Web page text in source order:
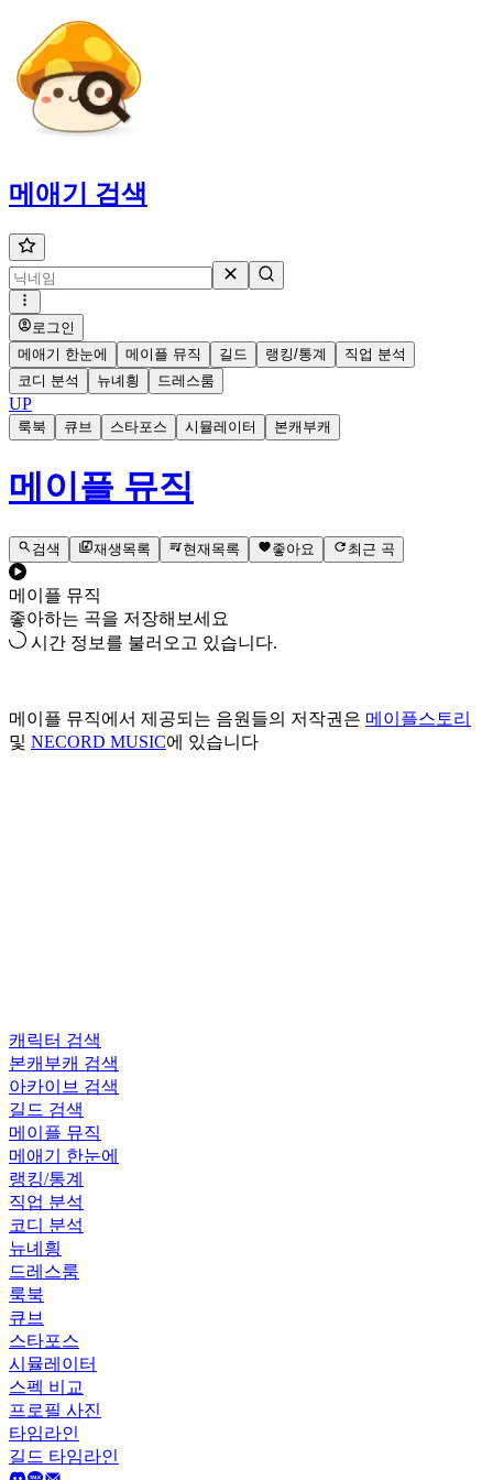
메애기 검색
로그인
메애기 한눈에
메이플 뮤직 길드 랭킹/통계
직업 분석
코디 분석
뉴녜힁 드레스룸
UP
룩북 큐브 스타포스 시뮬레이터 본캐부캐
메이플 뮤직
검색 재생목록 현재목록 좋아요 최근 곡
메이플 뮤직
좋아하는 곡을 저장해보세요
시간 정보를 불러오고 있습니다.
메이플 뮤직에서 제공되는 음원들의 저작권은 메이플스토리
및 NECORD MUSIC에 있습니다
캐릭터 검색
본캐부캐 검색
아카이브 검색
길드 검색
메이플 뮤직
메애기 한눈에
랭킹/통계
직업 분석
코디 분석
뉴녜힁
드레스룸
룩북
큐브
스타포스
시뮬레이터
스펙 비교
프로필 사진
타임라인
길드 타임라인